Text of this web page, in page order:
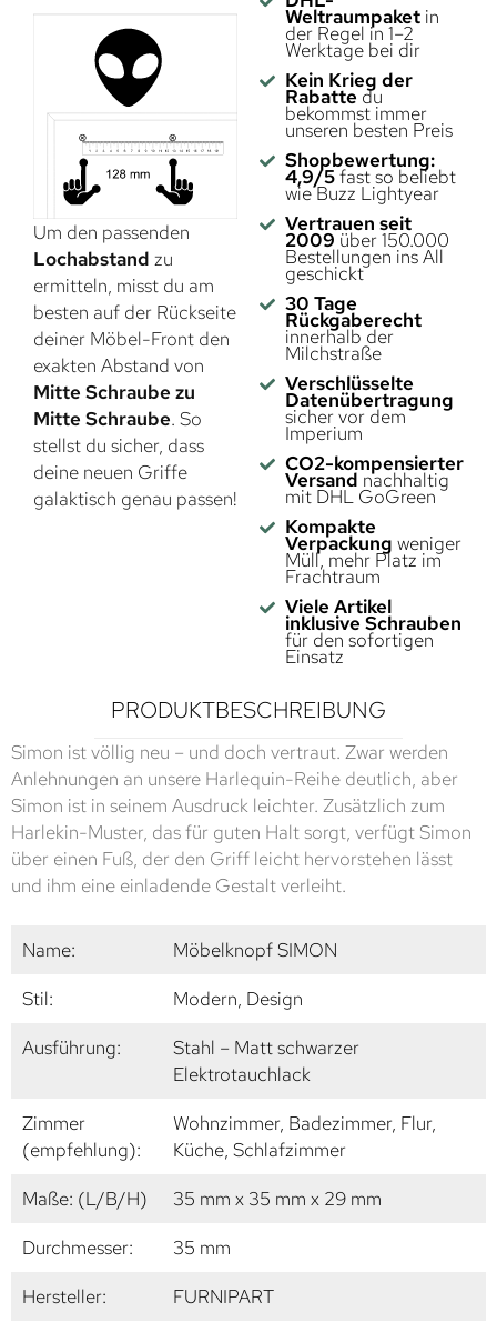
Um den passenden
Lochabstand zu
ermitteln, misst du am
besten auf der Rückseite
deiner Möbel-Front den
exakten Abstand von
Mitte Schraube zu
Mitte Schraube. So
stellst du sicher, dass
deine neuen Griffe
galaktisch genau passen!
Weltraumpaketin
der Regel in 1–2
Werktage bei dir
Kein Krieg der
Rabatte du
bekommst immer
unseren besten Preis
Shopbewertung:
4,9/5fast so beliebt
wie Buzz Lightyear
Vertrauen seit
2009 über 150.000
Bestellungen ins All
geschickt
30 Tage
Rückgaberecht
innerhalb der
Milchstraße
Verschlüsselte
Datenübertragung
sicher vor dem
Imperium
CO2-kompensierter
Versand nachhaltig
mit DHL GoGreen
Kompakte
Verpackung weniger
Müll, mehr Platz im
Frachtraum
Viele Artikel
inklusive Schrauben
für den sofortigen
Einsatz
PRODUKTBESCHREIBUNG
Simon ist völlig neu – und doch vertraut. Zwar werden
Anlehnungen an unsere Harlequin-Reihe deutlich, aber
Simon ist in seinem Ausdruck leichter. Zusätzlich zum
Harlekin-Muster, das für guten Halt sorgt, verfügt Simon
über einen Fuß, der den Griff leicht hervorstehen lässt
und ihm eine einladende Gestalt verleiht.
Name:
Möbelknopf SIMON
Stil:
Modern, Design
Ausführung:
Stahl – Matt schwarzer
Elektrotauchlack
Zimmer
(empfehlung):
Wohnzimmer, Badezimmer, Flur,
Küche, Schlafzimmer
Maße: (L/B/H)
35 mm x 35 mm x 29 mm
Durchmesser:
35 mm
Hersteller:
FURNIPART